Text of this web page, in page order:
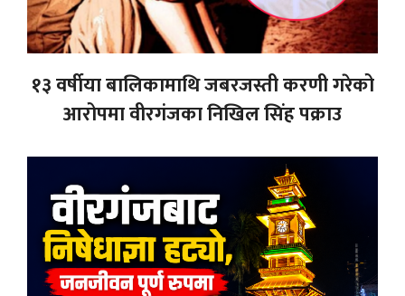
१३ वर्षीया बालिकामाथि जबरजस्ती करणी गरेको
आरोपमा वीरगंजका निखिल सिंह पक्राउ